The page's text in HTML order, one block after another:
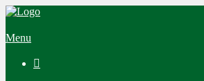
Menu
